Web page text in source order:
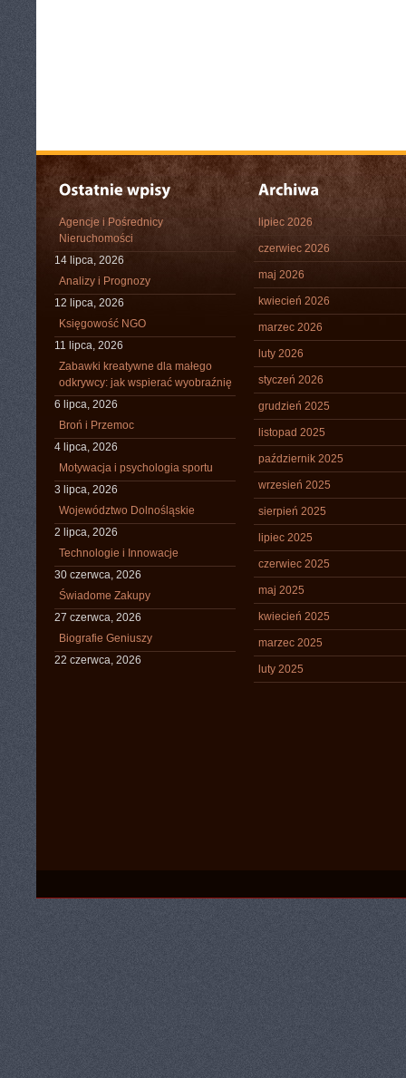
Agencje i Pośrednicy
Nieruchomości
14 lipca, 2026
Analizy i Prognozy
12 lipca, 2026
Księgowość NGO
11 lipca, 2026
Zabawki kreatywne dla małego
odkrywcy: jak wspierać wyobraźnię
6 lipca, 2026
Broń i Przemoc
4 lipca, 2026
Motywacja i psychologia sportu
3 lipca, 2026
Województwo Dolnośląskie
2 lipca, 2026
Technologie i Innowacje
30 czerwca, 2026
Świadome Zakupy
27 czerwca, 2026
Biografie Geniuszy
22 czerwca, 2026
lipiec 2026
czerwiec 2026
maj 2026
kwiecień 2026
marzec 2026
luty 2026
styczeń 2026
grudzień 2025
listopad 2025
październik 2025
wrzesień 2025
sierpień 2025
lipiec 2025
czerwiec 2025
maj 2025
kwiecień 2025
marzec 2025
luty 2025